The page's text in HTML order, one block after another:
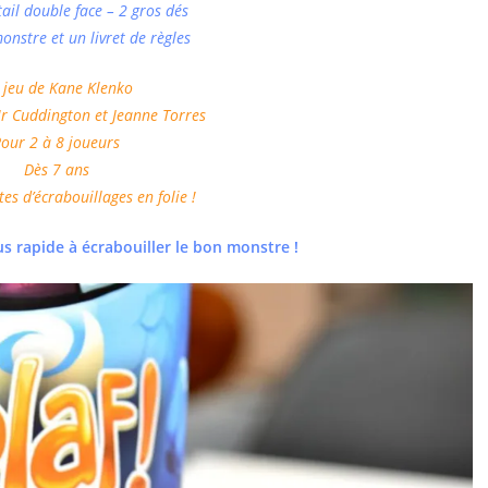
double face – 2 gros dés
et un livret de règles
de Kane Klenko
et Jeanne Torres
2 à 8 joueurs
Dès 7 ans
d’écrabouillages en folie !
rapide à écrabouiller le bon monstre !